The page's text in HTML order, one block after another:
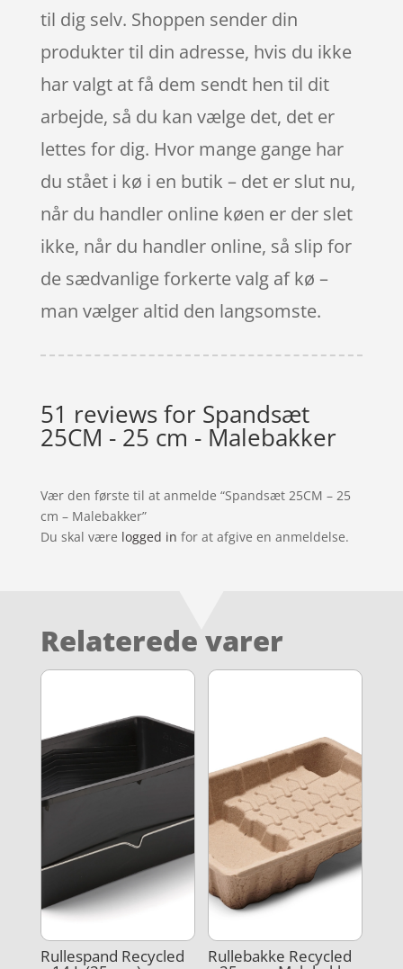
til dig selv. Shoppen sender din
produkter til din adresse, hvis du ikke
har valgt at få dem sendt hen til dit
arbejde, så du kan vælge det, det er
lettes for dig. Hvor mange gange har
du stået i kø i en butik – det er slut nu,
når du handler online køen er der slet
ikke, når du handler online, så slip for
de sædvanlige forkerte valg af kø –
man vælger altid den langsomste.
51 reviews for Spandsæt
25CM - 25 cm - Malebakker
Vær den første til at anmelde “Spandsæt 25CM – 25
cm – Malebakker”
Du skal være logged in for at afgive en anmeldelse.
Relaterede varer
Rullespand Recycled Rullebakke Recycled